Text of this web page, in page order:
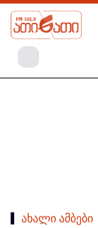
ახალი ამბები